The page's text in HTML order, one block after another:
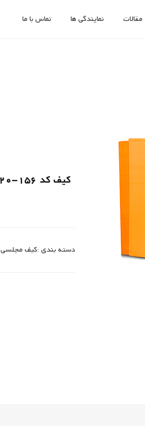
مقالات نمایندگی ها تماس با ما
کیف کد 156-20
دسته بندی :کیف مجلسی